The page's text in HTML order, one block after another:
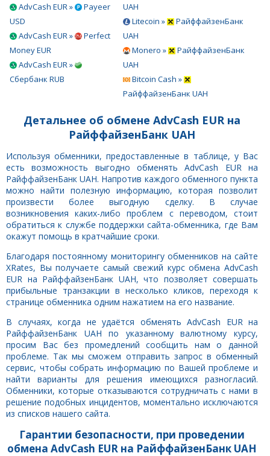
AdvCash EUR »
Payeer
USD
AdvCash EUR »
Perfect
Money EUR
AdvCash EUR »
Сбербанк RUB
UAH
Litecoin »
РайффайзенБанк
UAH
Monero »
РайффайзенБанк
UAH
Bitcoin Cash »
РайффайзенБанк UAH
Детальнее об обмене AdvCash EUR на
РайффайзенБанк UAH
Используя обменники, предоставленные в таблице, у Вас
есть возможность выгодно обменять AdvCash EUR на
РайффайзенБанк UAH. Напротив каждого обменного пункта
можно найти полезную информацию, которая позволит
произвести более выгодную сделку. В случае
возникновения каких-либо проблем с переводом, стоит
обратиться к службе поддержки сайта-обменника, где Вам
окажут помощь в кратчайшие сроки.
Благодаря постоянному мониторингу обменников на сайте
XRates, Вы получаете самый свежий курс обмена AdvCash
EUR на РайффайзенБанк UAH, что позволяет совершать
прибыльные транзакции в несколько кликов, переходя к
странице обменника одним нажатием на его название.
В случаях, когда не удаётся обменять AdvCash EUR на
РайффайзенБанк UAH по указанному валютному курсу,
просим Вас без промедлений сообщить нам о данной
проблеме. Так мы сможем отправить запрос в обменный
сервис, чтобы собрать информацию по Вашей проблеме и
найти варианты для решения имеющихся разногласий.
Обменники, которые отказываются сотрудничать с нами в
решение подобных инцидентов, моментально исключаются
из списков нашего сайта.
Гарантии безопасности, при проведении
обмена AdvCash EUR на РайффайзенБанк UAH